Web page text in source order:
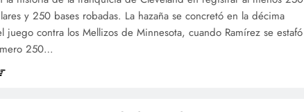
y 250 bases robadas. La hazaña se concretó en la décima
juego contra los Mellizos de Minnesota, cuando Ramírez se estafó
250…